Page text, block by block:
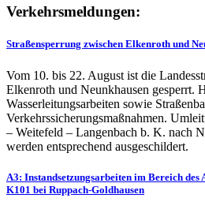
Verkehrsmeldungen:
Straßensperrung zwischen Elkenroth und
Vom 10. bis 22. August ist die
Elkenroth und Neunkhausen gesperrt.
Wasserleitungsarbeiten sowie
Verkehrssicherungsmaßnahmen.
– Weitefeld – Langenbach b. K. nach
werden entsprechend ausgeschildert.
A3: Instandsetzungsarbeiten im Bereich
K101 bei Ruppach-Goldhausen